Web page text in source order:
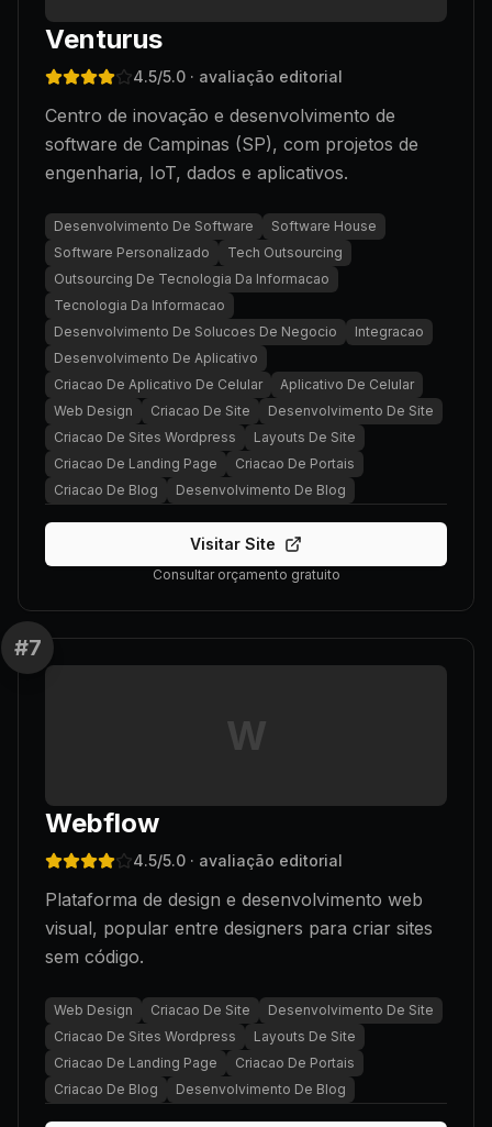
Venturus
4.5/5.0 · avaliação editorial
Centro de inovação e desenvolvimento de
software de Campinas (SP), com projetos de
engenharia, IoT, dados e aplicativos.
Desenvolvimento De Software
Software House
Software Personalizado
Tech Outsourcing
Outsourcing De Tecnologia Da Informacao
Tecnologia Da Informacao
Desenvolvimento De Solucoes De Negocio
Integracao
Desenvolvimento De Aplicativo
Criacao De Aplicativo De Celular
Aplicativo De Celular
Web Design
Criacao De Site
Desenvolvimento De Site
Criacao De Sites Wordpress
Layouts De Site
Criacao De Landing Page
Criacao De Portais
Criacao De Blog
Desenvolvimento De Blog
Visitar Site
Consultar orçamento gratuito
#7
W
Webflow
4.5/5.0 · avaliação editorial
Plataforma de design e desenvolvimento web
visual, popular entre designers para criar sites
sem código.
Web Design Criacao De Site
Desenvolvimento De Site
Criacao De Sites Wordpress
Layouts De Site
Criacao De Landing Page
Criacao De Portais
Criacao De Blog
Desenvolvimento De Blog